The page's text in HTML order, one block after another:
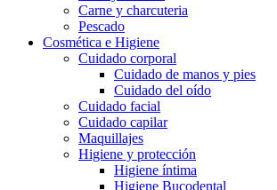
Carne y charcuteria
Pescado
Cosmética e Higiene
Cuidado corporal
Cuidado de manos y pies
Cuidado del oído
Cuidado facial
Cuidado capilar
Maquillajes
Higiene y protección
Higiene íntima
Higiene Bucodental